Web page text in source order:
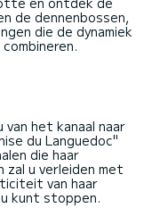
de dennenbossen,
die de dynamiek
het kanaal naar
du Languedoc"
die haar
zal u verleiden met
van haar
u kunt stoppen.